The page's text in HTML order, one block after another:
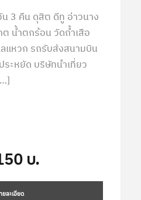
3 คืน ดุสิต ดีทู อ่าวนาง
ต น้ำตกร้อน วัดถ้ำเสือ
ลแหวก รถรับส่งสนามบิน
ระหยัด บริษัทนำเที่ยว
บ.
ยละเอียด